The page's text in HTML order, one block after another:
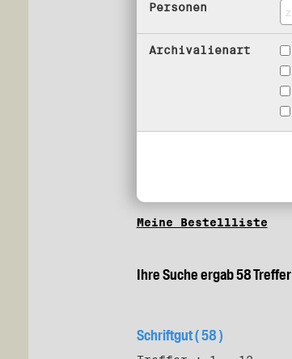
Personen
Archivalienart
Meine Bestellliste
Ihre Suche ergab 58 Treffer
Schriftgut ( 58 )